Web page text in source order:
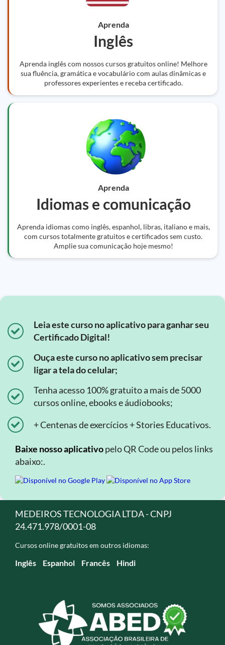
Aprenda
Inglês
Aprenda inglês com nossos cursos gratuitos online! Melhore
sua fluência, gramática e vocabulário com aulas dinâmicas e
professores experientes e receba certificado.
Aprenda
Idiomas e comunicação
Aprenda idiomas como inglês, espanhol, libras, italiano e mais,
com cursos totalmente gratuitos e certificados sem custo.
Amplie sua comunicação hoje mesmo!
Leia este curso no aplicativo para ganhar seu
Certificado Digital!
Ouça este curso no aplicativo sem precisar
ligar a tela do celular;
Tenha acesso 100% gratuito a mais de 5000
cursos online, ebooks e áudiobooks;
+ Centenas de exercícios + Stories Educativos.
Baixe nosso aplicativopelo QR Code ou pelos links
abaixo:.
MEDEIROS TECNOLOGIA LTDA - CNPJ
24.471.978/0001-08
Cursos online gratuitos em outros idiomas:
Inglês Espanhol Francês Hindi